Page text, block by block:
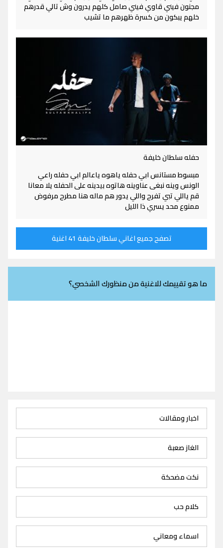
مجنون فيني قاوي فيني صامل كلهم يدرون وش تالي قدرهم
خلهم يبكون من كسرة ظهرهم ما تشيب
حفله سلطان خليفة
مبسوط مستانس ابي حفله ياهوه ياعالم ابي حفله راعي
الونس وينه نبغى عناوينه هاتوه بيدينه على الحفله يلا معانا
قم ياللي تبي تفرح واللي يدور هم ماله هنا مطرح مرفوض
ممنوع محد يسري ذا الليل
تصفح جميع اغاني سلطان خليفة 41 اغنية
ما هو تقييمك للاغنية من منظورك الشخصي؟
اخبار ومقالات
الغاز صعبة
نكت مضحكة
كلام حب
اسماء ومعاني